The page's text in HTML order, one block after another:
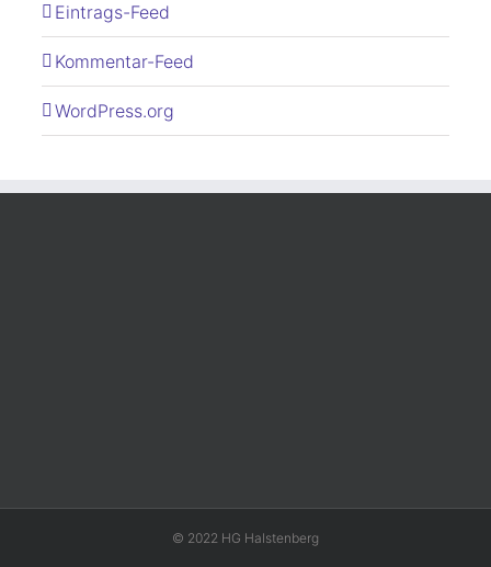
Eintrags-Feed
Kommentar-Feed
WordPress.org
© 2022 HG Halstenberg